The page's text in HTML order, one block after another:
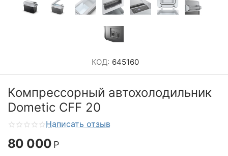
КОД: 645160
Компрессорный автохолодильник
Dometic CFF 20
Написать отзыв
80 000 Р